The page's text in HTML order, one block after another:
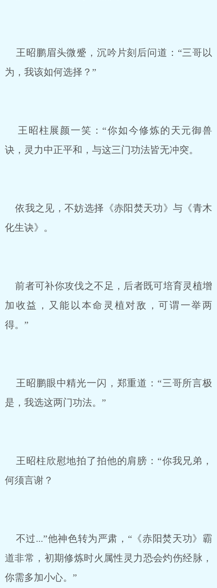
王昭鹏眉头微蹙，沉吟片刻后问道：“三哥以
为，我该如何选择？”
王昭柱展颜一笑：“你如今修炼的天元御兽
诀，灵力中正平和，与这三门功法皆无冲突。
依我之见，不妨选择《赤阳焚天功》与《青木
化生诀》。
前者可补你攻伐之不足，后者既可培育灵植增
加收益，又能以本命灵植对敌，可谓一举两
得。”
王昭鹏眼中精光一闪，郑重道：“三哥所言极
是，我选这两门功法。”
王昭柱欣慰地拍了拍他的肩膀：“你我兄弟，
何须言谢？
不过...”他神色转为严肃，“《赤阳焚天功》霸
道非常，初期修炼时火属性灵力恐会灼伤经脉，
你需多加小心。”